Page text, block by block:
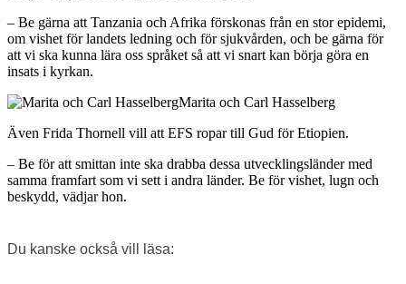
– Be gärna att Tanzania och Afrika förskonas från en stor epidemi,
om vishet för landets ledning och för sjukvården, och be gärna för
att vi ska kunna lära oss språket så att vi snart kan börja göra en
insats i kyrkan.
Marita och Carl Hasselberg
Även Frida Thornell vill att EFS ropar till Gud för Etiopien.
– Be för att smittan inte ska drabba dessa utvecklingsländer med
samma framfart som vi sett i andra länder. Be för vishet, lugn och
beskydd, vädjar hon.
Du kanske också vill läsa: